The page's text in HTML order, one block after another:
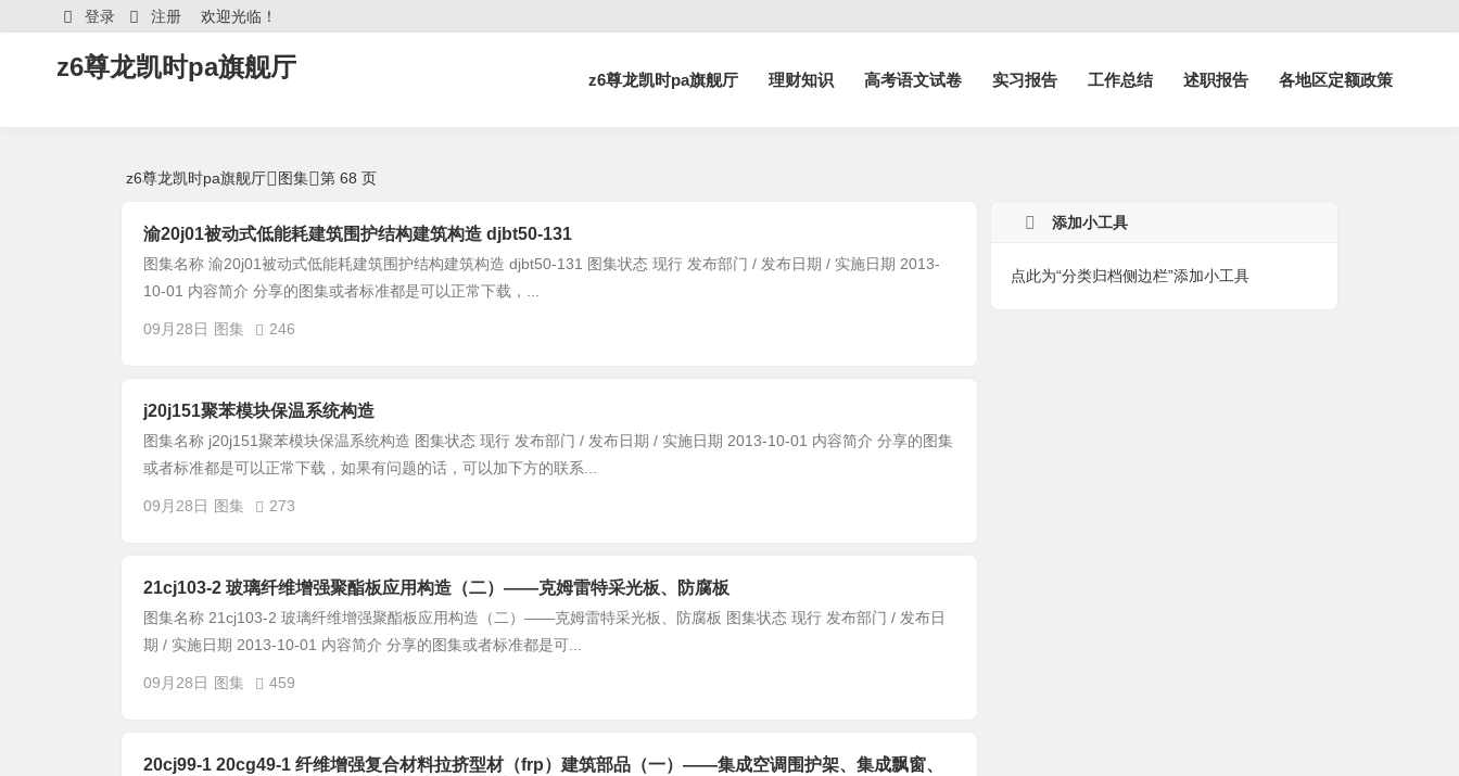
图集 -z6尊龙凯时pa旗舰厅 欢迎光临！
登录 注册
z6尊龙凯时pa旗舰厅 z6尊龙凯时pa旗舰厅 理财知识 高考语文试卷 实习报告 工作总结 述职报告 各地区定额政策
z6尊龙凯时pa旗舰厅 图集 第 68 页
渝20j01被动式低能耗建筑围护结构建筑构造 djbt50-131
图集名称 渝20j01被动式低能耗建筑围护结构建筑构造 djbt50-131 图集状态 现行 发布部门 / 发布日期 / 实施日期 2013-
10-01 内容简介 分享的图集或者标准都是可以正常下载，...
09月28日 图集 246
j20j151聚苯模块保温系统构造
图集名称 j20j151聚苯模块保温系统构造 图集状态 现行 发布部门 / 发布日期 / 实施日期 2013-10-01 内容简介 分享的图集
或者标准都是可以正常下载，如果有问题的话，可以加下方的联系...
09月28日 图集 273
21cj103-2 玻璃纤维增强聚酯板应用构造（二）——克姆雷特采光板、防腐板
图集名称 21cj103-2 玻璃纤维增强聚酯板应用构造（二）——克姆雷特采光板、防腐板 图集状态 现行 发布部门 / 发布日
期 / 实施日期 2013-10-01 内容简介 分享的图集或者标准都是可...
09月28日 图集 459
20cj99-1 20cg49-1 纤维增强复合材料拉挤型材（frp）建筑部品（一）——集成空调围护架、集成飘窗、
添加小工具
点此为“分类归档侧边栏”添加小工具